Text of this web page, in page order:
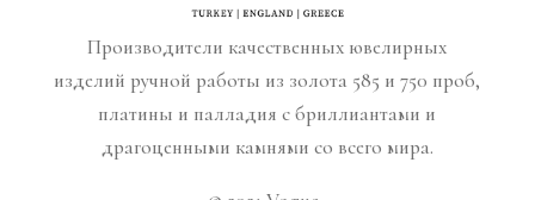
Производители качественных ювелирных
изделий ручной работы из золота 585 и 750 проб,
платины и палладия с бриллиантами и
драгоценными камнями со всего мира.